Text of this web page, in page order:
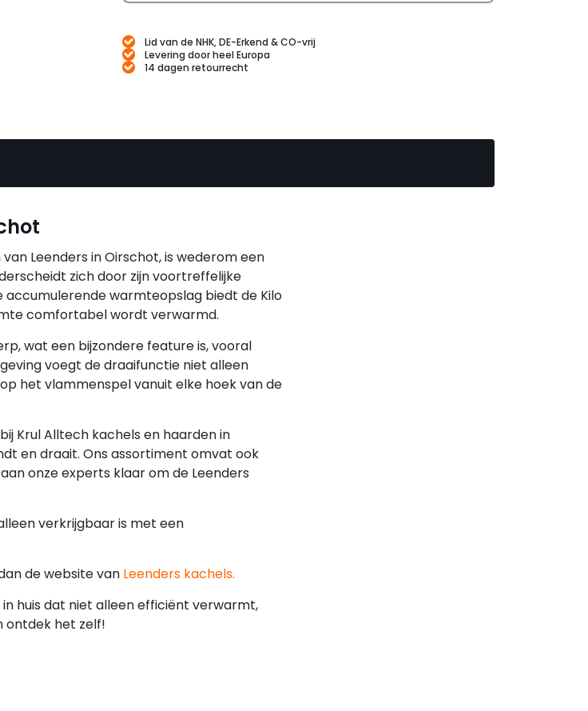
Lid van de NHK, DE-Erkend & CO-vrij
Levering door heel Europa
14 dagen retourrecht
Leenders in Oirschot, is wederom een
zich door zijn voortreffelijke
accumulerende warmteopslag biedt de Kilo
comfortabel wordt verwarmd.
wat een bijzondere feature is, vooral
voegt de draaifunctie niet alleen
het vlammenspel vanuit elke hoek van de
Krul Alltech kachels en haarden in
en draait. Ons assortiment omvat ook
onze experts klaar om de Leenders
verkrijgbaar is met een
de website van Leenders kachels.
huis dat niet alleen efficiënt verwarmt,
ontdek het zelf!